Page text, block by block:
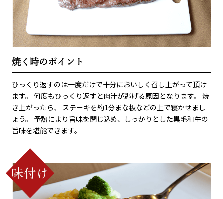
焼く時のポイント
ひっくり返すのは一度だけで十分においしく召し上がって頂け
ます。 何度もひっくり返すと肉汁が逃げる原因となります。 焼
き上がったら、 ステーキを約1分まな板などの上で寝かせまし
ょう。 予熱により旨味を閉じ込め、しっかりとした黒毛和牛の
旨味を堪能できます。